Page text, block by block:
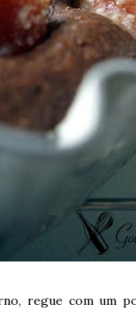
regue com um